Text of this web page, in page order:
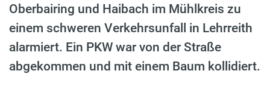
Oberbairing und Haibach im Mühlkreis zu
einem schweren Verkehrsunfall in Lehrreith
alarmiert. Ein PKW war von der Straße
abgekommen und mit einem Baum kollidiert.